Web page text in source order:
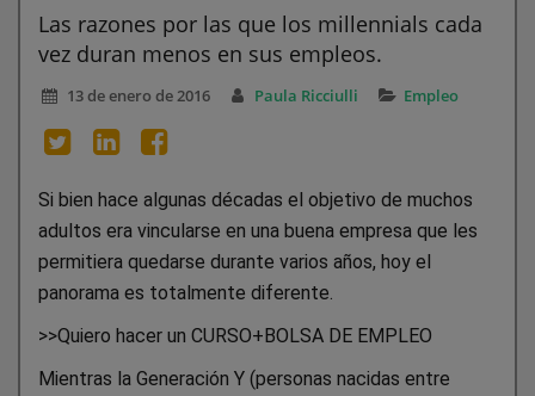
Las razones por las que los millennials cada
vez duran menos en sus empleos.
13 de enero de 2016 Paula Ricciulli Empleo
Si bien hace algunas décadas el objetivo de muchos
adultos era vincularse en una buena empresa que les
permitiera quedarse durante varios años, hoy el
panorama es totalmente diferente.
>>Quiero hacer un CURSO+BOLSA DE EMPLEO
Mientras la Generación Y (personas nacidas entre